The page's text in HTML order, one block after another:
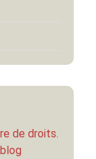
de droits.